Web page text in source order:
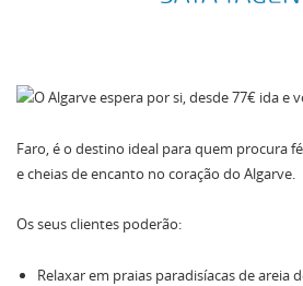
Faro, é o destino ideal para quem procura
e cheias de encanto no coração do Algarve.
Os seus clientes poderão:
Relaxar em praias paradisíacas de areia